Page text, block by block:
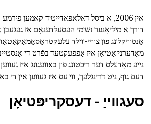
אין 2006, אַ ביסל דאַלאַפּאַדייטיד קאַמען
דורך אַ מיליאָנער זשימי העסעלדענאָם אַז
אַנטוויקלונג פון צוויי-ווילד
מאָדערניזאַטיאָן איז אַפפעקטעד בפֿרט די
נייע מאָדעלס דער ריכטונג פון באַוועגונג איז
דעם גוף, ניט דרינגלעך, ווי עס איז געווען אין די
סעגווייַ - דעסקריפּטיאָן